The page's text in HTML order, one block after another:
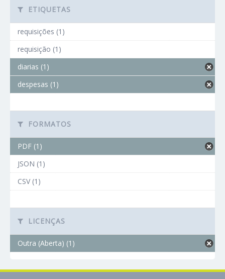
ETIQUETAS
requisições (1)
requisição (1)
diarias (1)
despesas (1)
FORMATOS
PDF (1)
JSON (1)
CSV (1)
LICENÇAS
Outra (Aberta) (1)